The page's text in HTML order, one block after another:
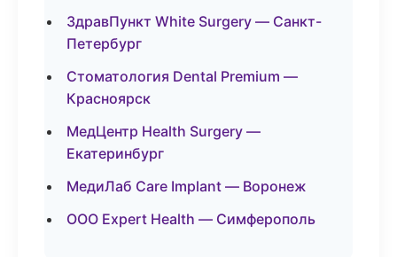
ЗдравПункт White Surgery — Санкт-
Петербург
Стоматология Dental Premium —
Красноярск
МедЦентр Health Surgery —
Екатеринбург
МедиЛаб Care Implant — Воронеж
ООО Expert Health — Симферополь